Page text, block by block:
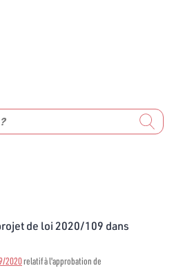
de loi 2020/109 dans
2020relatif à l'approbation de